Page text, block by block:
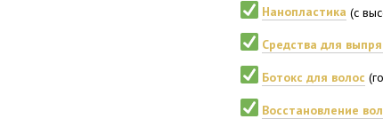
Нанопластика (с
Средства для
Ботокс для волос
Восстановление